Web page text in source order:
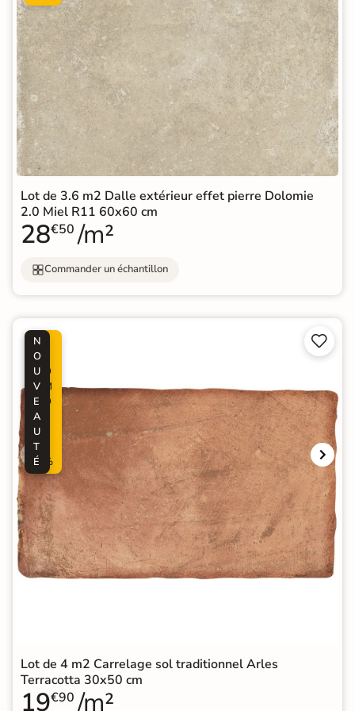
Lot de 3.6 m2 Dalle extérieur effet pierre Dolomie
2.0 Miel R11 60x60 cm
28€50 /m²
Commander un échantillon
R
O
M
O
%
N
O
U
V
E
A
U
T
É


Lot de 4 m2 Carrelage sol traditionnel Arles
Terracotta 30x50 cm
19€90 /m²